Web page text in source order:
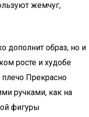
жемчуг,
дополнит образ, но и
росте и худобе
Прекрасно
ручками, как на
фигуры